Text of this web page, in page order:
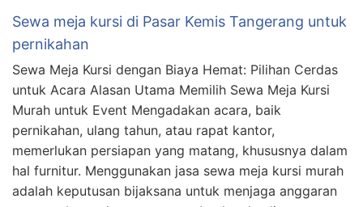
Sewa meja kursi di Pasar Kemis Tangerang untuk
pernikahan
Sewa Meja Kursi dengan Biaya Hemat: Pilihan Cerdas
untuk Acara Alasan Utama Memilih Sewa Meja Kursi
Murah untuk Event Mengadakan acara, baik
pernikahan, ulang tahun, atau rapat kantor,
memerlukan persiapan yang matang, khususnya dalam
hal furnitur. Menggunakan jasa sewa meja kursi murah
adalah keputusan bijaksana untuk menjaga anggaran